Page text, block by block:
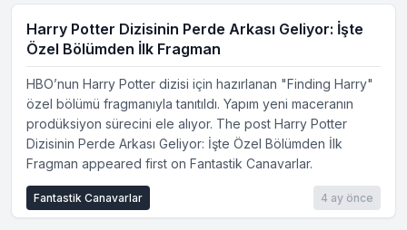
Harry Potter Dizisinin Perde Arkası Geliyor: İşte
Özel Bölümden İlk Fragman
HBO’nun Harry Potter dizisi için hazırlanan "Finding Harry"
özel bölümü fragmanıyla tanıtıldı. Yapım yeni maceranın
prodüksiyon sürecini ele alıyor. The post Harry Potter
Dizisinin Perde Arkası Geliyor: İşte Özel Bölümden İlk
Fragman appeared first on Fantastik Canavarlar.
4 ay önce
Fantastik Canavarlar